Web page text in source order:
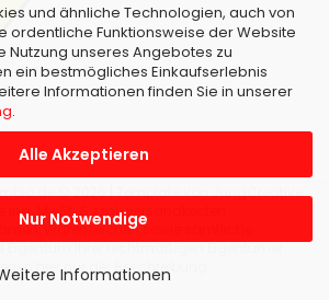
und ähnliche Technologien, auch von
ordentliche Funktionsweise der Website
Nutzung unseres Angebotes zu
ein bestmögliches Einkaufserlebnis
Informationen finden Sie in unserer
.
Alle Akzeptieren
Nur Notwendige
Informationen
© 2026 | Template vonJungCreative.
inkl. MwSt. & zzgl. Versandkosten
Warenzeichen sowie sämtliche
Eigentum Ihrer rechtmäßigen Eigentümer
hier nur der Beschreibung.